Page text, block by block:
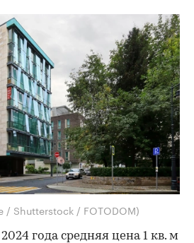
/ Shutterstock / FOTODOM)
года средняя цена 1 кв. м